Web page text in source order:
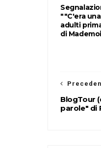
""C'era
adulti
di
BlogTour
parole" di